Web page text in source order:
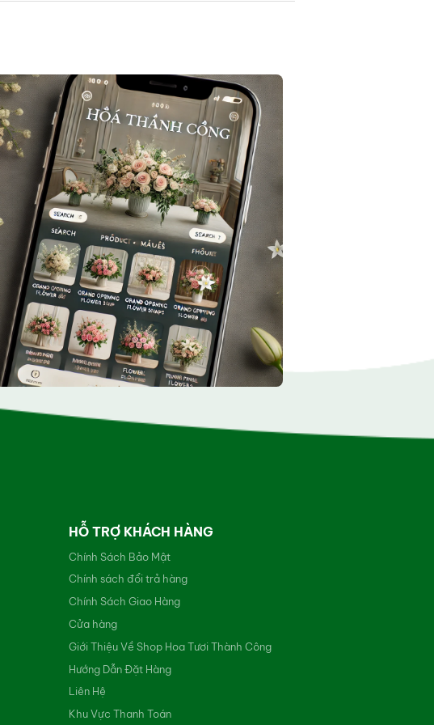
HỖ TRỢ KHÁCH HÀNG
Chính Sách Bảo Mật
Chính sách đổi trả hàng
Chính Sách Giao Hàng
Cửa hàng
Giới Thiệu Về Shop Hoa Tươi Thành Công
Hướng Dẫn Đặt Hàng
Liên Hệ
Khu Vực Thanh Toán